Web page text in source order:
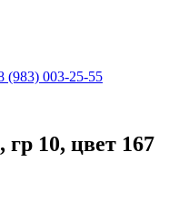
(983) 003-25-55
10, цвет 167